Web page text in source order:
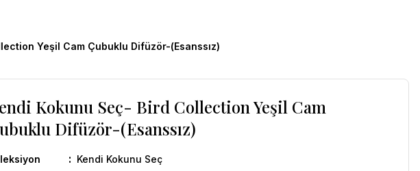
Yeşil Cam Çubuklu Difüzör-(Esanssız)
Kokunu Seç- Bird Collection Yeşil Cam
Difüzör-(Esanssız)
Kendi Kokunu Seç